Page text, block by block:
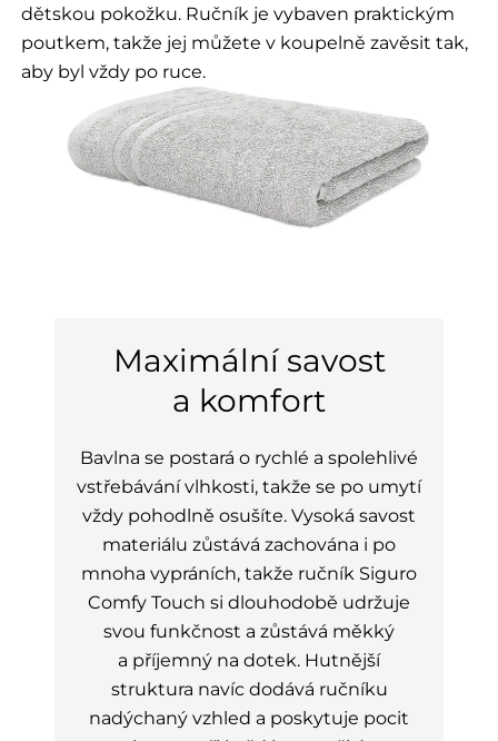
dětskou pokožku. Ručník je vybaven praktickým
poutkem, takže jej můžete v koupelně zavěsit tak,
aby byl vždy po ruce.
Maximální savost
a komfort
Bavlna se postará o rychlé a spolehlivé
vstřebávání vlhkosti, takže se po umytí
vždy pohodlně osušíte. Vysoká savost
materiálu zůstává zachována i po
mnoha vypráních, takže ručník Siguro
Comfy Touch si dlouhodobě udržuje
svou funkčnost a zůstává měkký
a příjemný na dotek. Hutnější
struktura navíc dodává ručníku
nadýchaný vzhled a poskytuje pocit